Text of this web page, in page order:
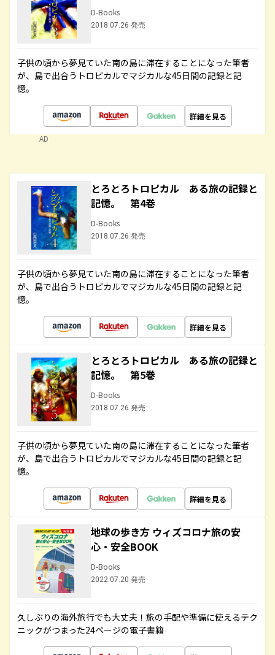
D-Books
2018.07.26 発売
子供の頃から夢見ていた南の島に滞在することになった筆者
が、島で出合うトロピカルでマジカルな45日間の記録と記
憶。
詳細を見る
AD
とろとろトロピカル ある旅の記録と
記憶。 第4巻
D-Books
2018.07.26 発売
子供の頃から夢見ていた南の島に滞在することになった筆者
が、島で出合うトロピカルでマジカルな45日間の記録と記
憶。
詳細を見る
とろとろトロピカル ある旅の記録と
記憶。 第5巻
D-Books
2018.07.26 発売
子供の頃から夢見ていた南の島に滞在することになった筆者
が、島で出合うトロピカルでマジカルな45日間の記録と記
憶。
詳細を見る
地球の歩き方 ウィズコロナ旅の安
心・安全BOOK
D-Books
2022.07.20 発売
久しぶりの海外旅行でも大丈夫！旅の手配や準備に使えるテク
ニックがつまった24ページの電子書籍